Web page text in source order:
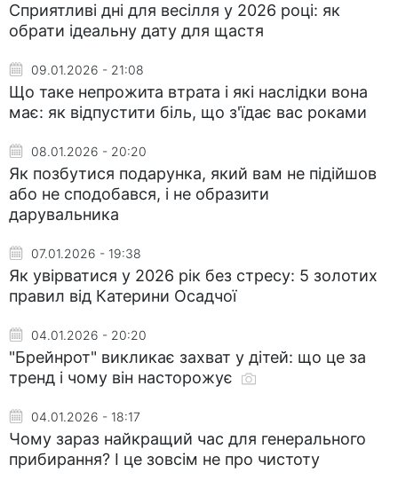
Сприятливі дні для весілля у 2026 році: як
обрати ідеальну дату для щастя
09.01.2026 - 21:08
Що таке непрожита втрата і які наслідки вона
має: як відпустити біль, що з'їдає вас роками
08.01.2026 - 20:20
Як позбутися подарунка, який вам не підійшов
або не сподобався, і не образити
дарувальника
07.01.2026 - 19:38
Як увірватися у 2026 рік без стресу: 5 золотих
правил від Катерини Осадчої
04.01.2026 - 20:20
"Брейнрот" викликає захват у дітей: що це за
тренд і чому він насторожує
04.01.2026 - 18:17
Чому зараз найкращий час для генерального
прибирання? І це зовсім не про чистоту